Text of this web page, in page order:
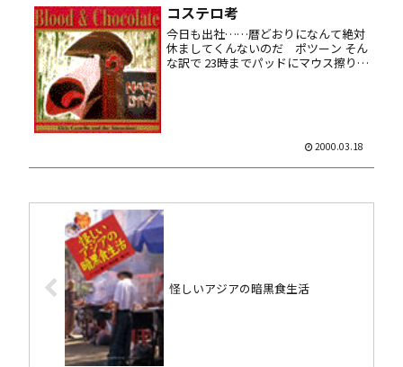
コステロ考
今日も出社……暦どおりになんて絶対
休ましてくんないのだ ポツーン そん
な訳で 23時までパッドにマウス擦りつ
2000.03.18
怪しいアジアの暗黒食生活